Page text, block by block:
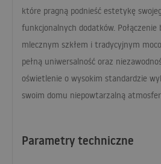
Parametry techniczne
które pragną podnieść estetykę
funkcjonalnych dodatków. Połączenie
mlecznym szkłem i tradycyjnym
pełną uniwersalność oraz
oświetlenie o wysokim standardzie
swoim domu niepowtarzalną